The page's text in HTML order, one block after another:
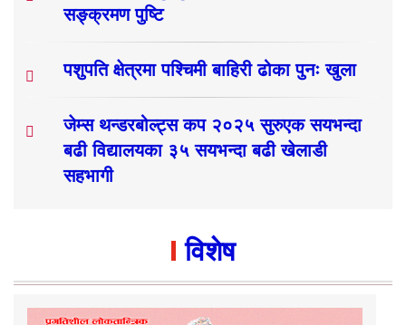
सङ्क्रमण पुष्टि
पशुपति क्षेत्रमा पश्चिमी बाहिरी ढोका पुनः खुला
जेम्स थन्डरबोल्ट्स कप २०२५ सुरुएक सयभन्दा
बढी विद्यालयका ३५ सयभन्दा बढी खेलाडी
सहभागी
विशेष